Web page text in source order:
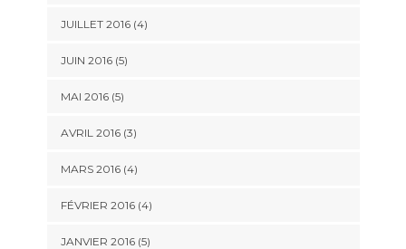
JUILLET 2016(4)
JUIN 2016(5)
MAI 2016(5)
AVRIL 2016(3)
MARS 2016(4)
FÉVRIER 2016(4)
JANVIER 2016(5)